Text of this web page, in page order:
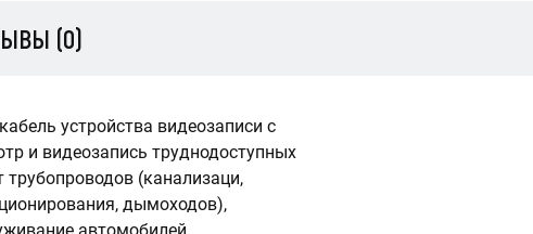
(0)
устройства видеозаписи с
и видеозапись труднодоступных
(канализаци,
дымоходов),